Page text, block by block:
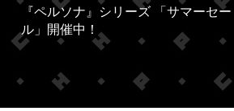
『ペルソナ』シリーズ 「サマーセー
ル」開催中！